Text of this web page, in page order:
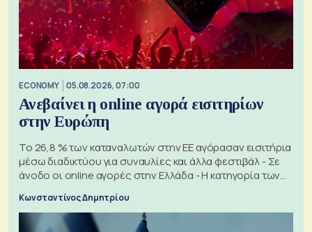
ECONOMY 05.08.2026, 07:00
Ανεβαίνει η online αγορά εισιτηρίων
στην Ευρώπη
Το 26,8 % των καταναλωτών στην ΕΕ αγόρασαν εισιτήρια
μέσω διαδικτύου για συναυλίες και άλλα φεστιβάλ - Σε
άνοδο οι online αγορές στην Ελλάδα - Η κατηγορία των
Κωνσταντίνος Δημητρίου